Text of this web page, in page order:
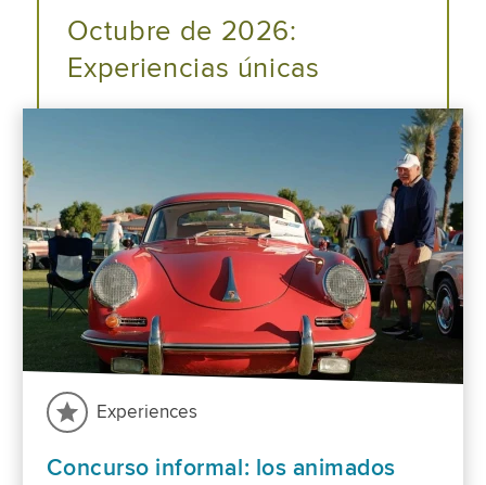
Octubre de 2026:
Experiencias únicas
Experiences
Concurso informal: los animados